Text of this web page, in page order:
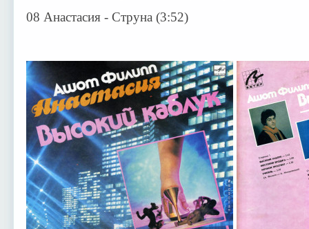
08 Анастасия - Струна (3:52)